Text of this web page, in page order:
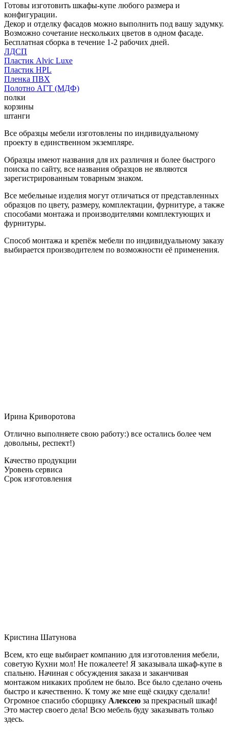
Готовы изготовить шкафы-купе любого размера и
конфигурации.
Декор и отделку фасадов можно выполнить под вашу задумку.
Возможно сочетание нескольких цветов в одном фасаде.
Бесплатная сборка в течение 1-2 рабочих дней.
ЛДСП
Пластик Alvic Luxe
Пластик HPL
Пленка ПВХ
Полотно АГТ (МДФ)
полки
корзины
штанги
Все образцы мебели изготовлены по индивидуальному
проекту в единственном экземпляре.
Образцы имеют названия для их различия и более быстрого
поиска по сайту, все названия образцов не являются
зарегистрированным товарным знаком.
Все мебельные изделия могут отличаться от представленных
образцов по цвету, размеру, комплектации, фурнитуре, а также
способами монтажа и производителями комплектующих и
фурнитуры.
Способ монтажа и крепёж мебели по индивидуальному заказу
выбирается производителем по возможности её применения.
Ирина Криворотова
Отлично выполняете свою работу:) все остались более чем
довольны, респект!)
Качество продукции
Уровень сервиса
Срок изготовления
Кристина Шатунова
Всем, кто еще выбирает компанию для изготовления мебели,
советую Кухни мол! Не пожалеете! Я заказывала шкаф-купе в
спальню. Начиная с обсуждения заказа и заканчивая
монтажом никаких проблем не было. Все было сделано очень
быстро и качественно. К тому же мне ещё скидку сделали!
Огромное спасибо сборщику Алексею за прекрасный шкаф!
Это мастер своего дела! Всю мебель буду заказывать только
здесь.